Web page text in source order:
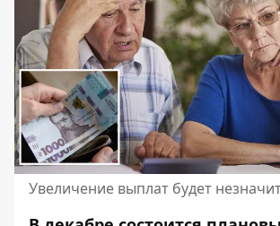
Увеличение выплат будет